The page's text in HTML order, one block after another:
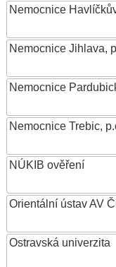
Nemocnice
Nemocnice Jihlava,
Nemocnice
Nemocnice Trebic,
NÚKIB ověření
Orientální ústav AV
Ostravská univerzita